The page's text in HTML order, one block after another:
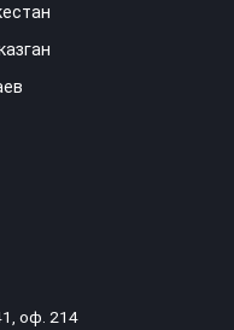
оф. 214